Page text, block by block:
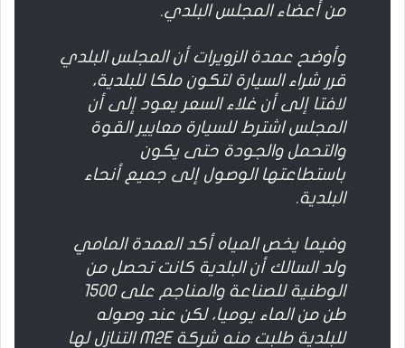
من أعضاء المجلس البلدي.
وأوضح عمدة الزويرات أن المجلس البلدي
قرر شراء السيارة لتكون ملكا للبلدية،
لافتا إلى أن غلاء السعر يعود إلى أن
المجلس اشترط للسيارة معايير القوة
والتحمل والجودة حتى يكون
باستطاعتها الوصول إلى جميع أنحاء
البلدية.
وفيما يخص المياه أكد العمدة المامي
ولد السالك أن البلدية كانت تحصل من
الوطنية للصناعة والمناجم على 1500
طن من الماء يوميا، لكن عند وصوله
للبلدية طلبت منه شركة M2E التنازل لها